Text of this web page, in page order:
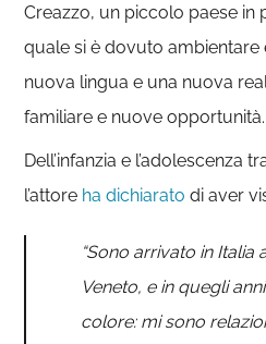
Creazzo, un piccolo paese in
quale si è dovuto ambientare
nuova lingua e una nuova
familiare e nuove opportunità.
Dell’infanzia e l’adolescenza
l’attore ha dichiaratodi aver
“Sono arrivato in Italia
Veneto, e in quegli
colore: mi sono